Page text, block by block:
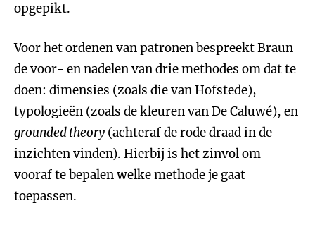
opgepikt.
Voor het ordenen van patronen bespreekt Braun
de voor- en nadelen van drie methodes om dat te
doen: dimensies (zoals die van Hofstede),
typologieën (zoals de kleuren van De Caluwé), en
grounded theory (achteraf de rode draad in de
inzichten vinden). Hierbij is het zinvol om
vooraf te bepalen welke methode je gaat
toepassen.